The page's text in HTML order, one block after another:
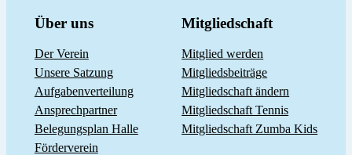
e
n
Über uns
Der Verein
Unsere Satzung
Aufgabenverteilung
Ansprechpartner
Belegungsplan Halle
Förderverein
Mitgliedschaft
Mitglied werden
Mitgliedsbeiträge
Mitgliedschaft ändern
Mitgliedschaft Tennis
Mitgliedschaft Zumba Kids